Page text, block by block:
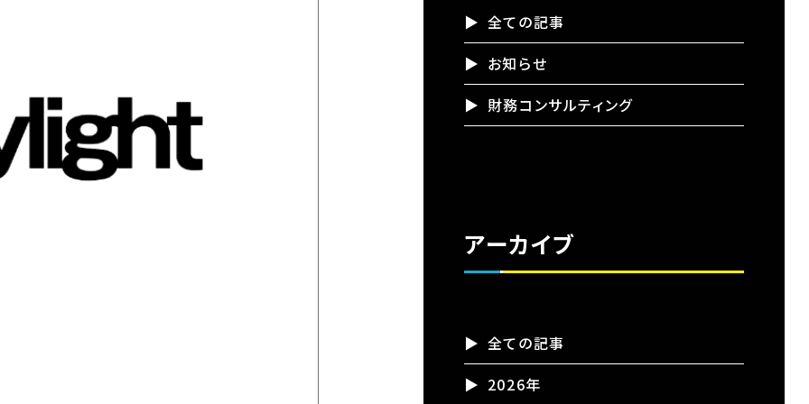
全ての記事
お知らせ
財務コンサルティング
アーカイブ
全ての記事
2026年